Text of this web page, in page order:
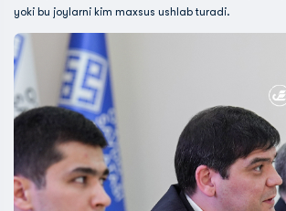
yoki bu joylarni kim maxsus ushlab turadi.